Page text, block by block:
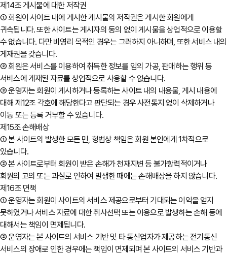
제14조 게시물에 대한 저작권
① 회원이 사이트 내에 게시한 게시물의 저작권은 게시한 회원에게
귀속됩니다. 또한 사이트는 게시자의 동의 없이 게시물을 상업적으로 이용할
수 없습니다. 다만 비영리 목적인 경우는 그러하지 아니하며, 또한 서비스 내의
게재권을 갖습니다.
② 회원은 서비스를 이용하여 취득한 정보를 임의 가공, 판매하는 행위 등
서비스에 게재된 자료를 상업적으로 사용할 수 없습니다.
③ 운영자는 회원이 게시하거나 등록하는 사이트 내의 내용물, 게시 내용에
대해 제12조 각호에 해당한다고 판단되는 경우 사전통지 없이 삭제하거나
이동 또는 등록 거부할 수 있습니다.
제15조 손해배상
① 본 사이트의 발생한 모든 민, 형법상 책임은 회원 본인에게 1차적으로
있습니다.
② 본 사이트로부터 회원이 받은 손해가 천재지변 등 불가항력적이거나
회원의 고의 또는 과실로 인하여 발생한 때에는 손해배상을 하지 않습니다.
제16조 면책
① 운영자는 회원이 사이트의 서비스 제공으로부터 기대되는 이익을 얻지
못하였거나 서비스 자료에 대한 취사선택 또는 이용으로 발생하는 손해 등에
대해서는 책임이 면제됩니다.
② 운영자는 본 사이트의 서비스 기반 및 타 통신업자가 제공하는 전기통신
서비스의 장애로 인한 경우에는 책임이 면제되며 본 사이트의 서비스 기반과